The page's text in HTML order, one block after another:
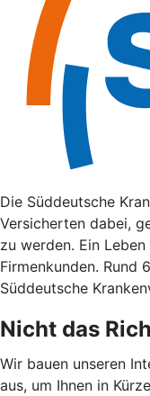
Die Süddeutsche
Versicherten dabei,
zu werden. Ein
Firmenkunden. Rund
Süddeutsche
Nicht das
Wir bauen unseren
aus, um Ihnen in